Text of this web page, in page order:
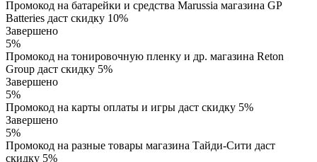
Промокод на батарейки и средства Marussia магазина GP
Batteries даст скидку 10%
Завершено
5%
Промокод на тонировочную пленку и др. магазина Reton
Group даст скидку 5%
Завершено
5%
Промокод на карты оплаты и игры даст скидку 5%
Завершено
5%
Промокод на разные товары магазина Тайди-Сити даст
скидку 5%